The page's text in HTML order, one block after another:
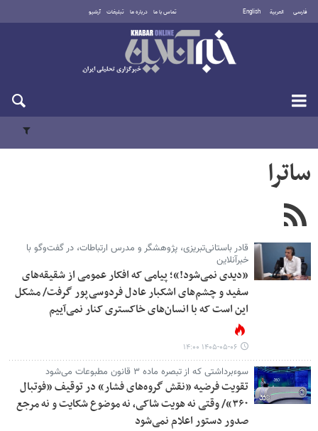
فارسی العربية English تماس با ما درباره ما تبلیغات آرشیو
یکشنبه ۱۸ مرداد ۱۴۰۵
ساترا
قادر باستانی‌تبریزی، پژوهشگر و مدرس ارتباطات، در گفت‌وگو با
خبرآنلاین
«دیدی نمی‌شود!»؛ پیامی که افکار عمومی از شقیقه‌های
سفید و چشم‌های اشکبار عادل فردوسی‌پور گرفت/ مشکل
این است که با انسان‌های خاکستری کنار نمی‌آییم
۱۴۰۵-۰۵-۰۶ ۱۴:۰۰
سوءبرداشتی که از تبصره ماده ۳ قانون مطبوعات می‌شود
تقویت فرضیه «نقش گروه‌های فشار» در توقیف «فوتبال
۳۶۰»/ وقتی نه هویت شاکی، نه موضوع شکایت و نه مرجع
صدور دستور اعلام نمی‌شود